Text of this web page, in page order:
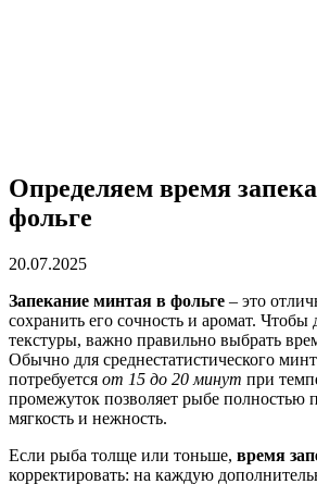
Определяем время
фольге
20.07.2025
Запекание минтая в фольге – это
сохранить его сочность и аромат. Чтобы
текстуры, важно правильно выбрать
Обычно для среднестатистического
потребуется от 15 до 20 минут при
промежуток позволяет рыбе полностью
мягкость и нежность.
Если рыба толще или тоньше, время
корректировать: на каждую